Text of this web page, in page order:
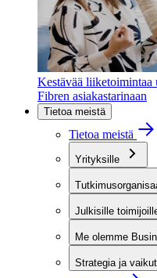
Kestävää liiketoimintaa
Fibren asiakastarinaan
Tietoa meistä
Tietoa meistä
Yrityksille
Julkisille
Me olemme
Strategia ja